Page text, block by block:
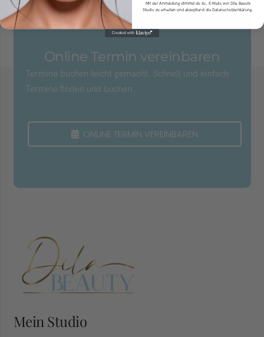
Online Termin vereinbaren
Termine buchen leicht gemacht. Schnell und einfach
Termine finden und buchen.
ONLINE TERMIN VEREINBAREN
Mein Studio
Mit der Anmeldung stimmst du zu, E-Mails von Dila Beauty
Studio zu erhalten und akzeptierst die Datenschutzerklärung.